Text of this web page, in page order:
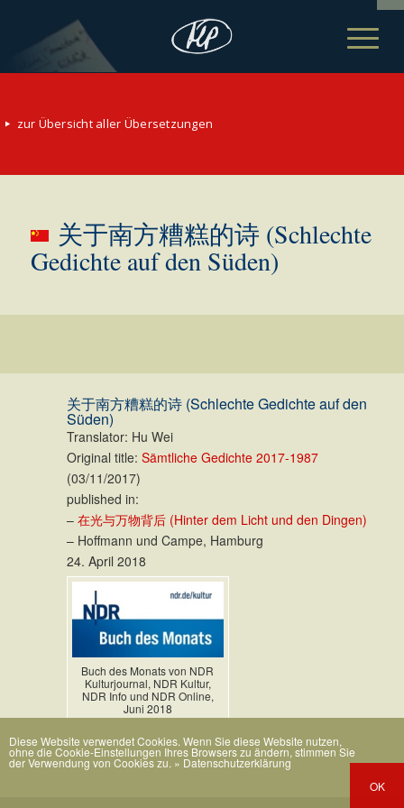
zur Übersicht aller Übersetzungen
关于南方糟糕的诗 (Schlechte
Gedichte auf den Süden)
关于南方糟糕的诗 (Schlechte Gedichte auf den
Süden)
Translator: Hu Wei
Original title: Sämtliche Gedichte 2017-1987
(03/11/2017)
published in:
– 在光与万物背后 (Hinter dem Licht und den Dingen)
– Hoffmann und Campe, Hamburg
24. April 2018
Buch des Monats von NDR
Kulturjournal, NDR Kultur,
NDR Info und NDR Online,
Juni 2018
Diese Website verwendet Cookies. Wenn Sie diese Website nutzen,
ohne die Cookie-Einstellungen Ihres Browsers zu ändern, stimmen Sie
der Verwendung von Cookies zu. » Datenschutzerklärung
OK